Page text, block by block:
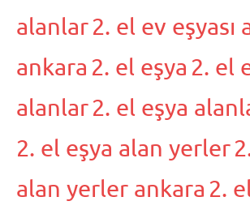
alanlar2. el ev eşyası
ankara 2. el eşya 2. el
alanlar2. el eşya
2. el eşya alan yerler
alan yerler ankara 2.